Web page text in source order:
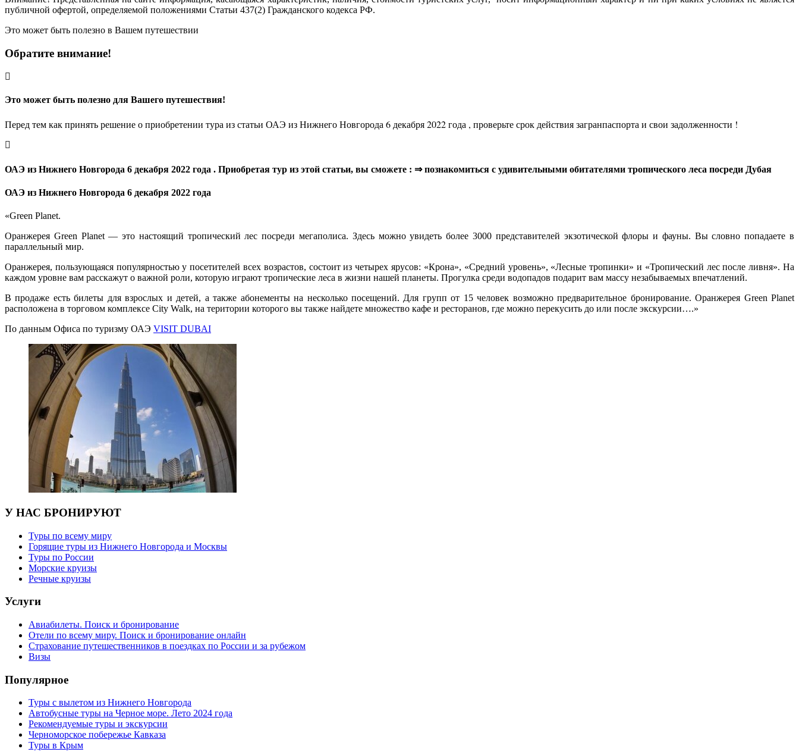
публичной офертой, определяемой положениями Статьи 437(2) Гражданского кодекса РФ.
Это может быть полезно в Вашем путешествии
Обратите внимание!
Это может быть полезно для Вашего путешествия!
Перед тем как принять решение о приобретении тура из статьи ОАЭ из Нижнего Новгорода 6 декабря 2022 года , проверьте срок действия загранпаспорта и свои задолженности !
ОАЭ из Нижнего Новгорода 6 декабря 2022 года . Приобретая тур из этой статьи, вы сможете : ⇒ познакомиться с удивительными обитателями тропического леса посреди Дубая
ОАЭ из Нижнего Новгорода 6 декабря 2022 года
«Green Planet.
Оранжерея Green Planet ― это настоящий тропический лес посреди мегаполиса. Здесь можно увидеть более 3000 представителей экзотической флоры и фауны. Вы словно попадаете в
параллельный мир.
Оранжерея, пользующаяся популярностью у посетителей всех возрастов, состоит из четырех ярусов: «Крона», «Средний уровень», «Лесные тропинки» и «Тропический лес после ливня». На
каждом уровне вам расскажут о важной роли, которую играют тропические леса в жизни нашей планеты. Прогулка среди водопадов подарит вам массу незабываемых впечатлений.
В продаже есть билеты для взрослых и детей, а также абонементы на несколько посещений. Для групп от 15 человек возможно предварительное бронирование. Оранжерея Green Planet
расположена в торговом комплексе City Walk, на територии которого вы также найдете множество кафе и ресторанов, где можно перекусить до или после экскурсии….»
По данным Офиса по туризму ОАЭ VISIT DUBAI
У НАС БРОНИРУЮТ
Туры по всему миру
Горящие туры из Нижнего Новгорода и Москвы
Туры по России
Морские круизы
Речные круизы
Услуги
Авиабилеты. Поиск и бронирование
Отели по всему миру. Поиск и бронирование онлайн
Страхование путешественников в поездках по России и за рубежом
Визы
Популярное
Туры с вылетом из Нижнего Новгорода
Автобусные туры на Черное море. Лето 2024 года
Рекомендуемые туры и экскурсии
Черноморское побережье Кавказа
Туры в Крым